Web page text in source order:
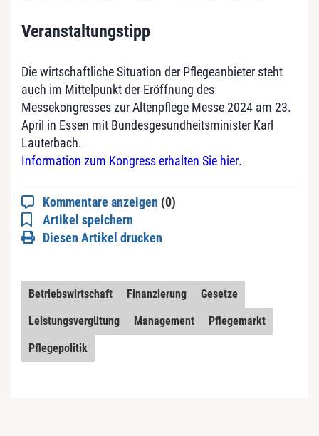
Veranstaltungstipp
Die wirtschaftliche Situation der Pflegeanbieter steht
auch im Mittelpunkt der Eröffnung des
Messekongresses zur Altenpflege Messe 2024 am 23.
April in Essen mit Bundesgesundheitsminister Karl
Lauterbach.
Information zum Kongress erhalten Sie hier.
Kommentare anzeigen (0)
Artikel speichern
Diesen Artikel drucken
Betriebswirtschaft Finanzierung
Gesetze
Leistungsvergütung
Management
Pflegemarkt
Pflegepolitik